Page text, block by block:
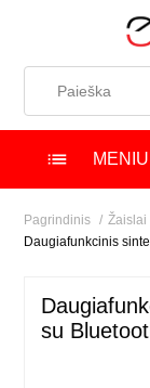
MENIU
Pagrindinis Žaislai
Daugiafunkcinis
su